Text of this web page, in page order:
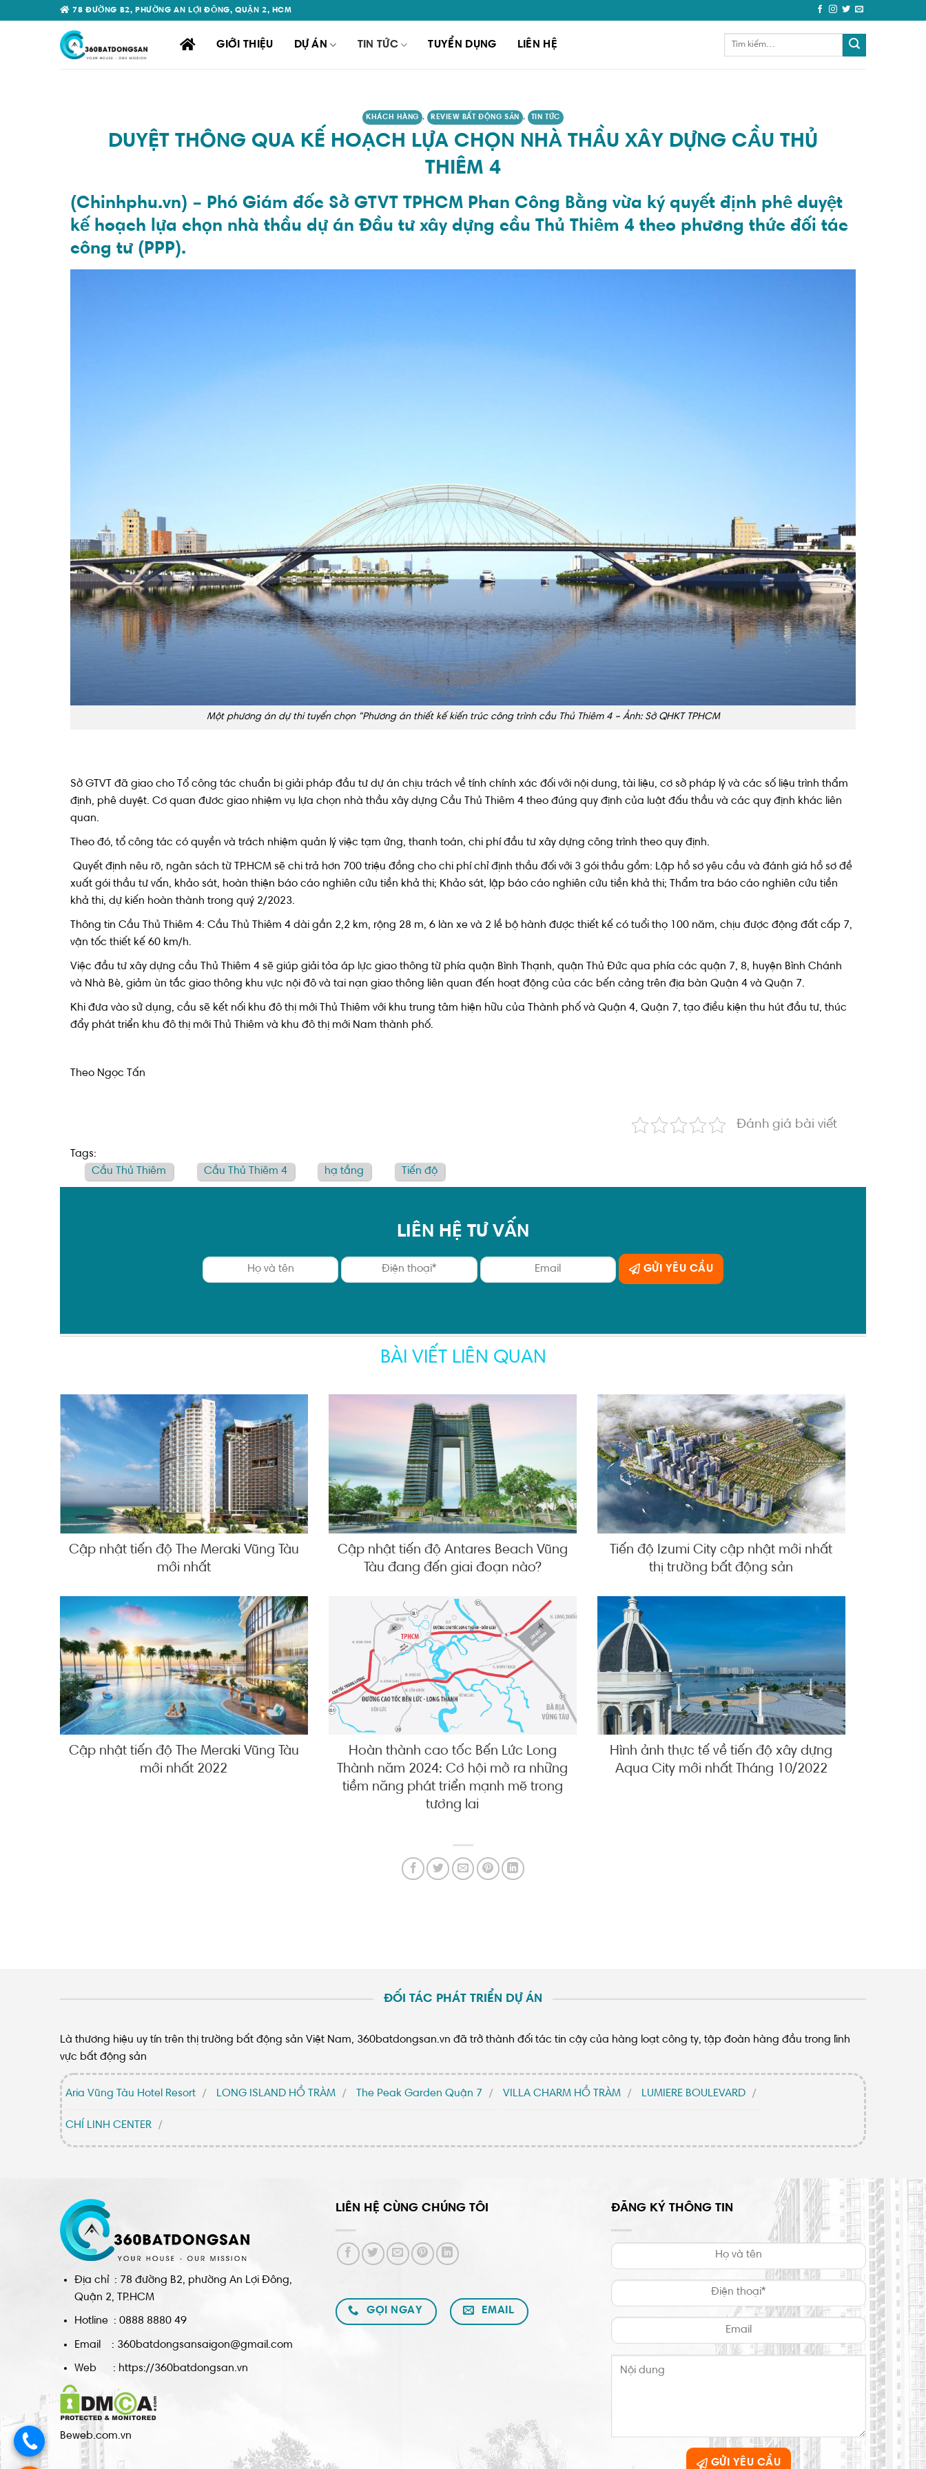
78 ĐƯỜNG B2, PHƯỜNG AN LỢI ĐÔNG, QUẬN 2, HCM
GIỚI THIỆU DỰ ÁN TIN TỨC TUYỂN DỤNG LIÊN HỆ
KHÁCH HÀNG , REVIEW BẤT ĐỘNG SẢN , TIN TỨC
DUYỆT THÔNG QUA KẾ HOẠCH LỰA CHỌN NHÀ THẦU XÂY DỰNG CẦU THỦ
THIÊM 4
(Chinhphu.vn) – Phó Giám đốc Sở GTVT TPHCM Phan Công Bằng vừa ký quyết định phê duyệt
kế hoạch lựa chọn nhà thầu dự án Đầu tư xây dựng cầu Thủ Thiêm 4 theo phương thức đối tác
công tư (PPP).
Một phương án dự thi tuyển chọn “Phương án thiết kế kiến trúc công trình cầu Thủ Thiêm 4 – Ảnh: Sở QHKT TPHCM
Sở GTVT đã giao cho Tổ công tác chuẩn bị giải pháp đầu tư dự án chịu trách về tính chính xác đối với nội dung, tài liệu, cơ sở pháp lý và các số liệu trình thẩm
định, phê duyệt. Cơ quan đươc giao nhiệm vụ lựa chọn nhà thầu xây dựng Cầu Thủ Thiêm 4 theo đúng quy định của luật đấu thầu và các quy định khác liên
quan.
Theo đó, tổ công tác có quyền và trách nhiệm quản lý việc tạm ứng, thanh toán, chi phí đầu tư xây dựng công trình theo quy định.
Quyết định nêu rõ, ngân sách từ TP.HCM sẽ chi trả hơn 700 triệu đồng cho chi phí chỉ định thầu đối với 3 gói thầu gồm: Lập hồ sơ yêu cầu và đánh giá hồ sơ đề
xuất gói thầu tư vấn, khảo sát, hoàn thiện báo cáo nghiên cứu tiền khả thi; Khảo sát, lập báo cáo nghiên cứu tiền khả thi; Thẩm tra báo cáo nghiên cứu tiền
khả thi, dự kiến hoàn thành trong quý 2/2023.
Thông tin Cầu Thủ Thiêm 4: Cầu Thủ Thiêm 4 dài gần 2,2 km, rộng 28 m, 6 làn xe và 2 lề bộ hành được thiết kế có tuổi thọ 100 năm, chịu được động đất cấp 7,
vận tốc thiết kế 60 km/h.
Việc đầu tư xây dựng cầu Thủ Thiêm 4 sẽ giúp giải tỏa áp lực giao thông từ phía quận Bình Thạnh, quận Thủ Đức qua phía các quận 7, 8, huyện Bình Chánh
và Nhà Bè, giảm ùn tắc giao thông khu vực nội đô và tai nạn giao thông liên quan đến hoạt động của các bến cảng trên địa bàn Quận 4 và Quận 7.
Khi đưa vào sử dụng, cầu sẽ kết nối khu đô thị mới Thủ Thiêm với khu trung tâm hiện hữu của Thành phố và Quận 4, Quận 7, tạo điều kiện thu hút đầu tư, thúc
đẩy phát triển khu đô thị mới Thủ Thiêm và khu đô thị mới Nam thành phố.
Theo Ngọc Tấn
Đánh giá bài viết
Tags:
Cầu Thủ Thiêm
Cầu Thủ Thiêm 4 hạ tầng Tiến độ
LIÊN HỆ TƯ VẤN
GỬI YÊU CẦU
BÀI VIẾT LIÊN QUAN
Cập nhật tiến độ The Meraki Vũng Tàu
mới nhất
Cập nhật tiến độ Antares Beach Vũng
Tàu đang đến giai đoạn nào?
Tiến độ Izumi City cập nhật mới nhất
thị trường bất động sản
Cập nhật tiến độ The Meraki Vũng Tàu
mới nhất 2022
Hoàn thành cao tốc Bến Lức Long
Thành năm 2024: Cơ hội mở ra những
tiềm năng phát triển mạnh mẽ trong
tương lai
Hình ảnh thực tế về tiến độ xây dựng
Aqua City mới nhất Tháng 10/2022
ĐỐI TÁC PHÁT TRIỂN DỰ ÁN
Là thương hiệu uy tín trên thị trường bất động sản Việt Nam, 360batdongsan.vn đã trở thành đối tác tin cậy của hàng loạt công ty, tập đoàn hàng đầu trong lĩnh
vực bất động sản
Aria Vũng Tàu Hotel Resort LONG ISLAND HỒ TRÀM The Peak Garden Quận 7 VILLA CHARM HỒ TRÀM LUMIERE BOULEVARD
CHÍ LINH CENTER
Địa chỉ : 78 đường B2, phường An Lợi Đông,
Quận 2, TP.HCM
Hotline : 0888 8880 49
Email : 360batdongsansaigon@gmail.com
Web : https://360batdongsan.vn
Beweb.com.vn
LIÊN HỆ CÙNG CHÚNG TÔI
GỌI NGAY EMAIL
ĐĂNG KÝ THÔNG TIN
GỬI YÊU CẦU